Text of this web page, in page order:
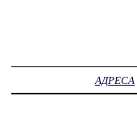
АДРЕСА